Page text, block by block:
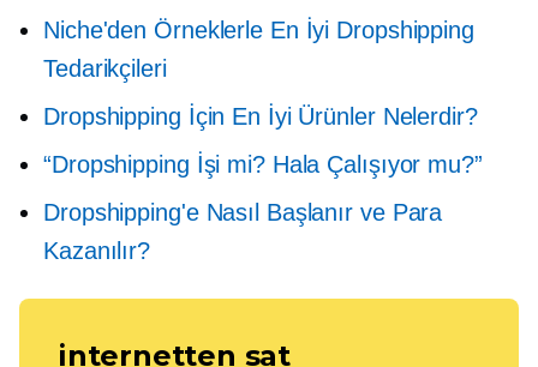
Niche'den Örneklerle En İyi Dropshipping
Tedarikçileri
Dropshipping İçin En İyi Ürünler Nelerdir?
“Dropshipping İşi mi? Hala Çalışıyor mu?”
Dropshipping'e Nasıl Başlanır ve Para
Kazanılır?
internetten sat